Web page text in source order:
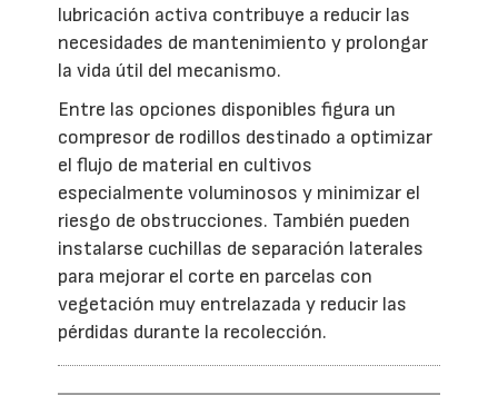
lubricación activa contribuye a reducir las
necesidades de mantenimiento y prolongar
la vida útil del mecanismo.
Entre las opciones disponibles figura un
compresor de rodillos destinado a optimizar
el flujo de material en cultivos
especialmente voluminosos y minimizar el
riesgo de obstrucciones. También pueden
instalarse cuchillas de separación laterales
para mejorar el corte en parcelas con
vegetación muy entrelazada y reducir las
pérdidas durante la recolección.